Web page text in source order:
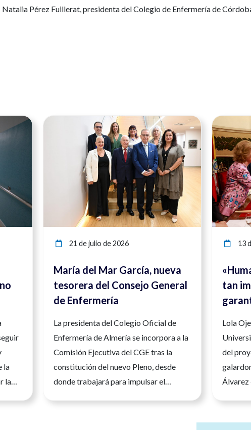
Pérez Fuillerat, presidenta del Colegio de Enfermería de
la
la
Ver noticia
21 de julio de 2026
María del Mar García, nueva
tesorera del Consejo General
de Enfermería
La presidenta del Colegio Oficial de
Enfermería de Almería se incorpora a la
Comisión Ejecutiva del CGE tras la
constitución del nuevo Pleno, desde
donde trabajará para impulsar el
Ver noticia
13
tan
Lola
del
Álvarez
que